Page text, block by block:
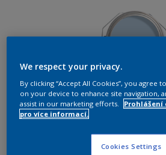
Najít výrobek v
We respect your privacy.
By clicking “Accept All Cookies”, you agree
on your device to enhance site navigation,
assist in our marketing efforts.
Prohlášení
pro více informací.
Cookies Settings